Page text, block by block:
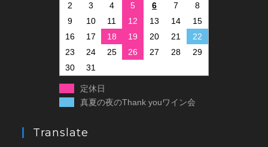
2
3 4 5 6 7
8
9
10 11 12 13 14
15
16
17 18 19 20 21
22
23
24 25 26 27 28
29
30
31
定休日
真夏の夜のThank youワイン会
Translate